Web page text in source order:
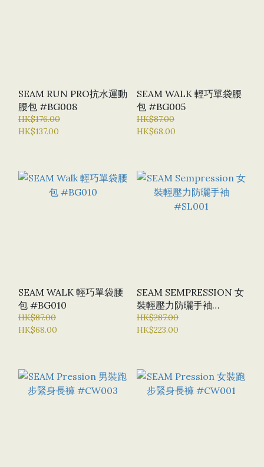
SEAM RUN PRO抗水運動
腰包 #BG008
HK$176.00
HK$137.00
SEAM WALK 輕巧單袋腰
包 #BG005
HK$87.00
HK$68.00
SEAM WALK 輕巧單袋腰
包 #BG010
HK$87.00
HK$68.00
SEAM SEMPRESSION 女
裝輕壓力防曬手袖
#SL001
HK$287.00
HK$223.00